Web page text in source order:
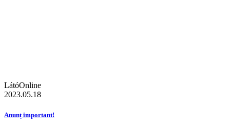
LátóOnline
2023.05.18
Anunț important!